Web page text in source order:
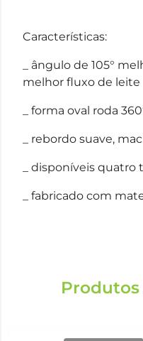
Características:
_ ângulo de 105°
melhor fluxo de leite
_ forma oval roda
_ rebordo suave,
_ disponíveis
_ fabricado com
Produtos